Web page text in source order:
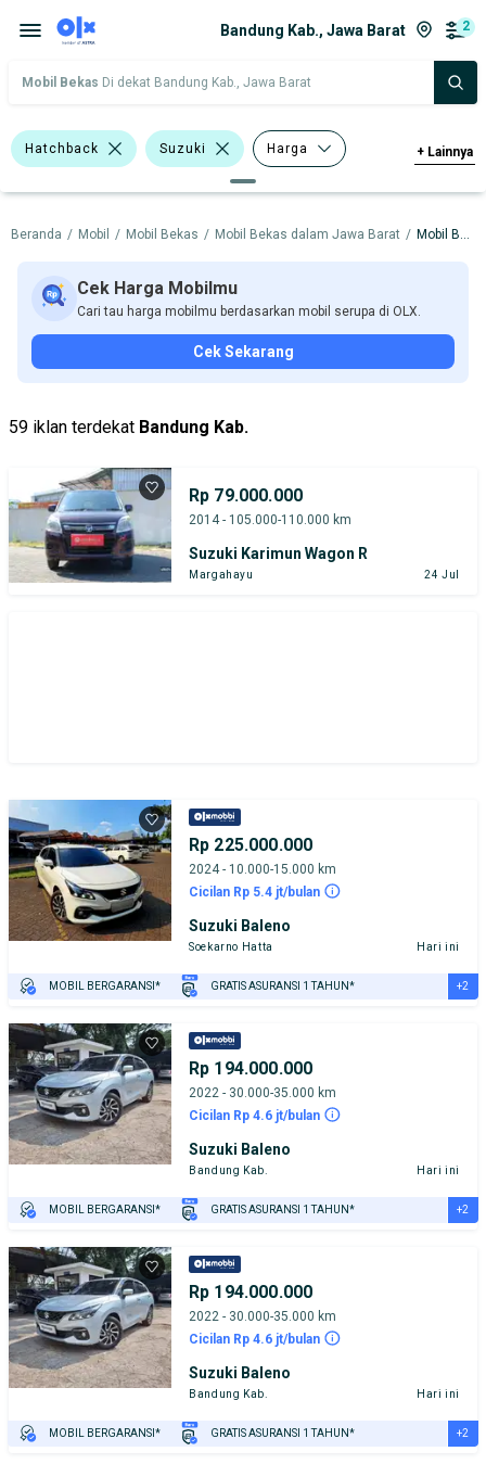
Bandung Kab., Jawa Barat 2
Mobil Bekas Di dekat Bandung Kab., Jawa Barat
Hatchback Suzuki Harga
Merek Dan Model Tahun
Tipe Bodi Tipe Membership
+ Lainnya
Beranda / Mobil / Mobil Bekas / Mobil Bekas dalam Jawa Barat / Mobil Bekas dalam Bandung Kab.
Cek Harga Mobilmu
Cari tau harga mobilmu berdasarkan mobil serupa di OLX.
Cek Sekarang
59 iklan terdekat Bandung Kab.
Rp 79.000.000
2014 - 105.000-110.000 km
Suzuki Karimun Wagon R
Margahayu 24 Jul
Rp 225.000.000
2024 - 10.000-15.000 km
Cicilan Rp 5.4 jt/bulan
Suzuki Baleno
Soekarno Hatta Hari ini
MOBIL BERGARANSI* GRATIS ASURANSI 1 TAHUN* +2
Rp 194.000.000
2022 - 30.000-35.000 km
Cicilan Rp 4.6 jt/bulan
Suzuki Baleno
Bandung Kab. Hari ini
MOBIL BERGARANSI* GRATIS ASURANSI 1 TAHUN* +2
Rp 194.000.000
2022 - 30.000-35.000 km
Cicilan Rp 4.6 jt/bulan
Suzuki Baleno
Bandung Kab. Hari ini
MOBIL BERGARANSI* GRATIS ASURANSI 1 TAHUN* +2